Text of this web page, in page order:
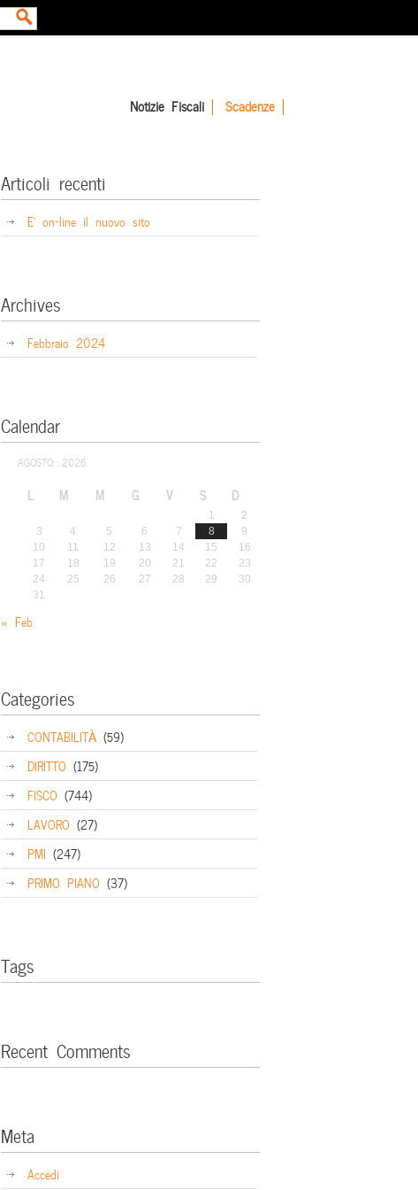
Notizie Fiscali Scadenze
Articoli recenti
E’ on-line il nuovo sito
Archives
Febbraio 2024
Calendar
AGOSTO: 2026
L M M G V S D
1
2
3
4 5 6 7 8
9
10
11 12 13 14 15
16
17
18 19 20 21 22
23
24
25 26 27 28 29
30
31
« Feb
Categories
CONTABILITÀ (59)
DIRITTO (175)
FISCO (744)
LAVORO (27)
PMI (247)
PRIMO PIANO (37)
Tags
Recent Comments
Meta
Accedi